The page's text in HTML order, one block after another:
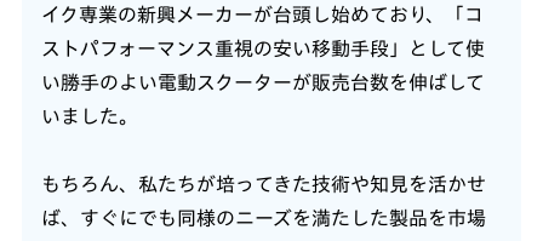
イク専業の新興メーカーが台頭し始めており、「コ
ストパフォーマンス重視の安い移動手段」として使
い勝手のよい電動スクーターが販売台数を伸ばして
いました。
もちろん、私たちが培ってきた技術や知見を活かせ
ば、すぐにでも同様のニーズを満たした製品を市場